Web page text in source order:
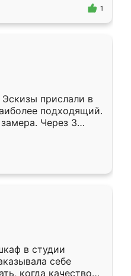
самый
1
Эскизы прислали в
подходящий.
Через 3
Остались
Ренессанс
работу!
в студии
себе
когда качеством